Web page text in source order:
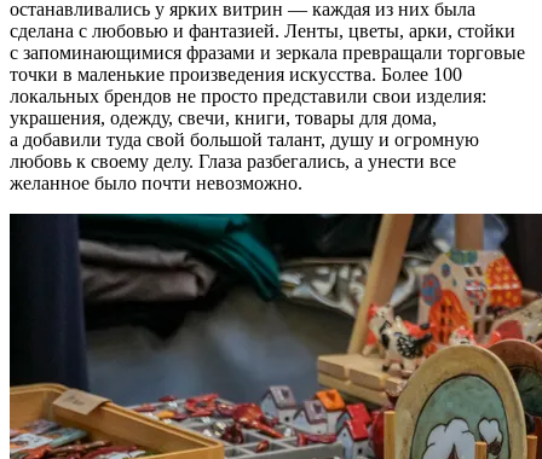
останавливались у ярких витрин — каждая из них была
сделана с любовью и фантазией. Ленты, цветы, арки, стойки
с запоминающимися фразами и зеркала превращали торговые
точки в маленькие произведения искусства. Более 100
локальных брендов не просто представили свои изделия:
украшения, одежду, свечи, книги, товары для дома,
а добавили туда свой большой талант, душу и огромную
любовь к своему делу. Глаза разбегались, а унести все
желанное было почти невозможно.